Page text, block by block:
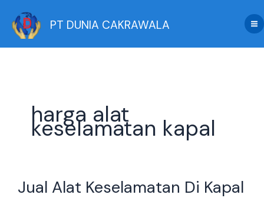
content
PT DUNIA CAKRAWALA
harga alat
keselamatan kapal
Jual Alat Keselamatan Di Kapal
Alat